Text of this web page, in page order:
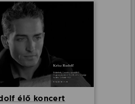
élő koncert